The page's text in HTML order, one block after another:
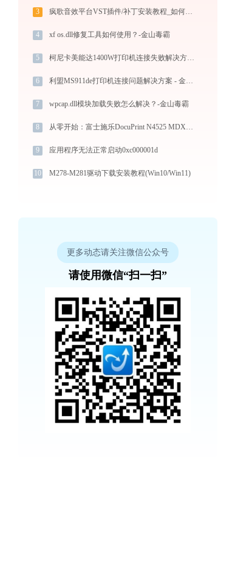
3 疯歌音效平台VST插件/补丁安装教程_如何加载插件效果包
4 xf os.dll修复工具如何使用？-金山毒霸
5 柯尼卡美能达1400W打印机连接失败解决方法 - 金山毒霸
6 利盟MS911de打印机连接问题解决方案 - 金山毒霸
7 wpcap.dll模块加载失败怎么解决？-金山毒霸
8 从零开始：富士施乐DocuPrint N4525 MDX打印机驱动的下载及安装流程
9 应用程序无法正常启动0xc000001d
10 M278-M281驱动下载安装教程(Win10/Win11)
更多动态请关注微信公众号
请使用微信“扫一扫”